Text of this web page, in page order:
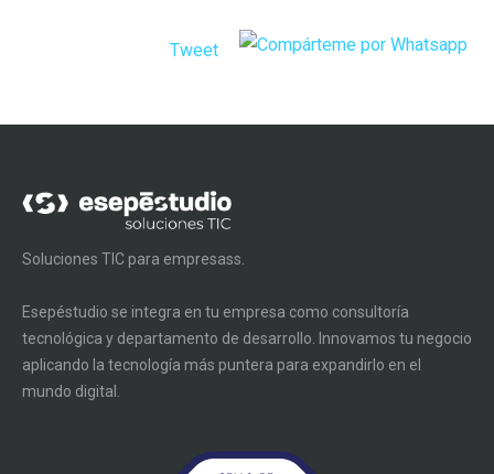
Tweet
Soluciones TIC para empresass.
Esepéstudio se integra en tu empresa como consultoría
tecnológica y departamento de desarrollo. Innovamos tu negocio
aplicando la tecnología más puntera para expandirlo en el
mundo digital.